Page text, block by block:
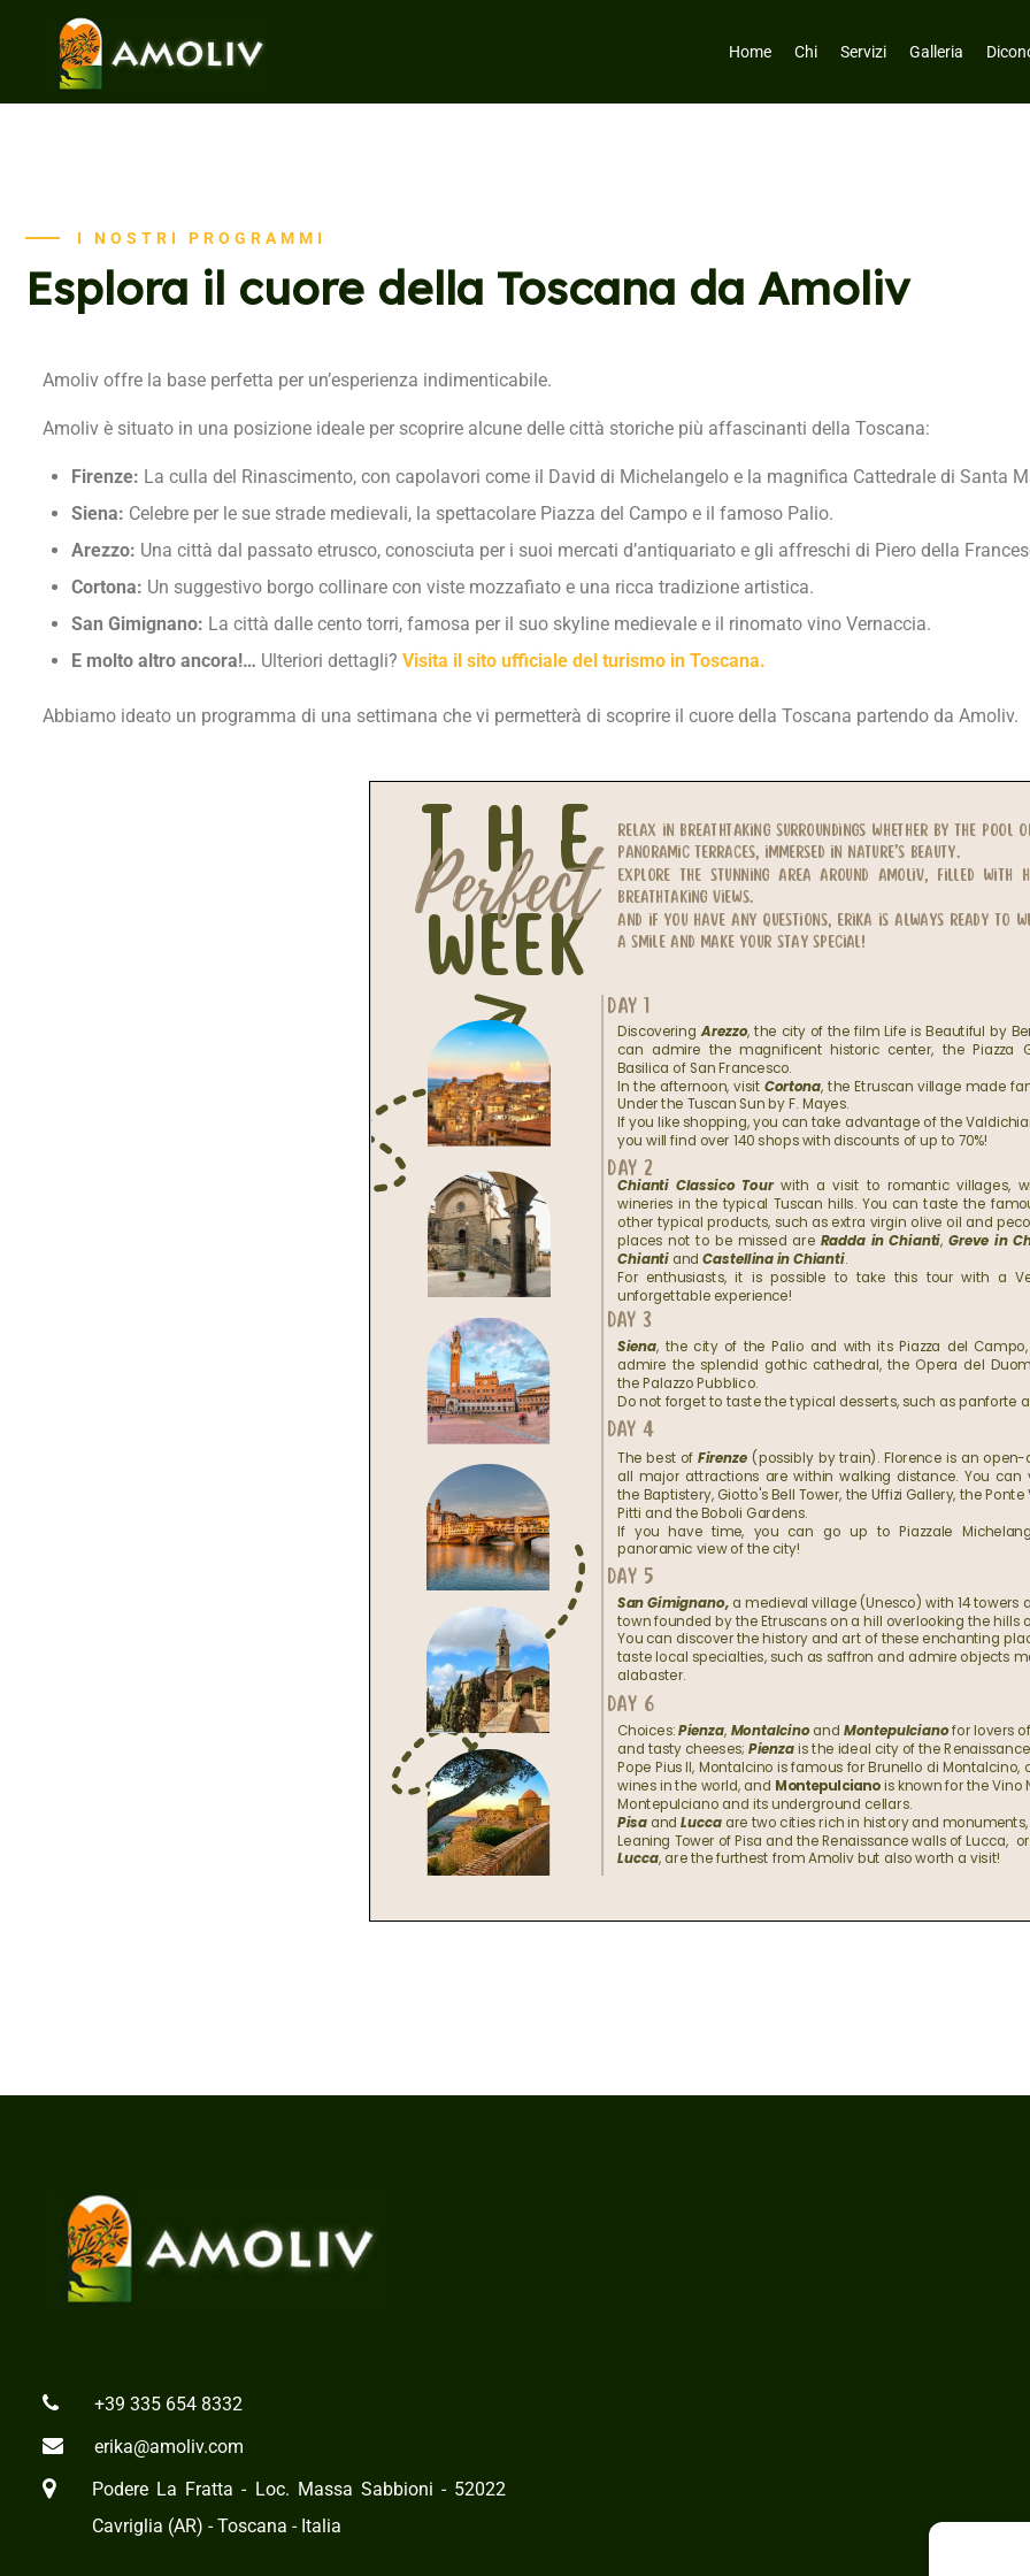
Home Chi Servizi Galleria
I NOSTRI PROGRAMMI
Esplora il cuore della Toscana da Amoliv
Amoliv offre la base perfetta per un’esperienza indimenticabile.
Amoliv è situato in una posizione ideale per scoprire alcune delle città storiche più affascinanti della Toscana:
Firenze: La culla del Rinascimento, con capolavori come il David di Michelangelo e la magnifica Cattedrale di Santa
Siena: Celebre per le sue strade medievali, la spettacolare Piazza del Campo e il famoso Palio.
Arezzo: Una città dal passato etrusco, conosciuta per i suoi mercati d’antiquariato e gli affreschi di Piero della
Cortona: Un suggestivo borgo collinare con viste mozzafiato e una ricca tradizione artistica.
San Gimignano: La città dalle cento torri, famosa per il suo skyline medievale e il rinomato vino Vernaccia.
E molto altro ancora!… Ulteriori dettagli? Visita il sito ufficiale del turismo in Toscana.
Abbiamo ideato un programma di una settimana che vi permetterà di scoprire il cuore della Toscana partendo da Amoliv.
+39 335 654 8332
erika@amoliv.com
Podere La Fratta - Loc. Massa Sabbioni - 52022
Cavriglia (AR) - Toscana - Italia